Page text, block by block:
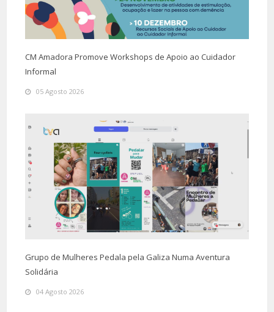
CM Amadora Promove Workshops de Apoio ao Cuidador
Informal
05 Agosto 2026
Grupo de Mulheres Pedala pela Galiza Numa Aventura
Solidária
04 Agosto 2026